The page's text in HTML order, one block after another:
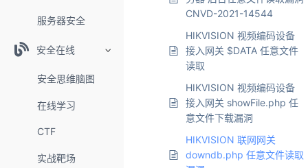
服务器安全
安全在线
安全思维脑图
在线学习
CTF
实战靶场
CNVD-2021-14544
HIKVISION 视频编码设备
接入网关 $DATA 任意文件
读取
HIKVISION 视频编码设备
接入网关 showFile.php 任
意文件下载漏洞
HIKVISION 联网网关
downdb.php 任意文件读取